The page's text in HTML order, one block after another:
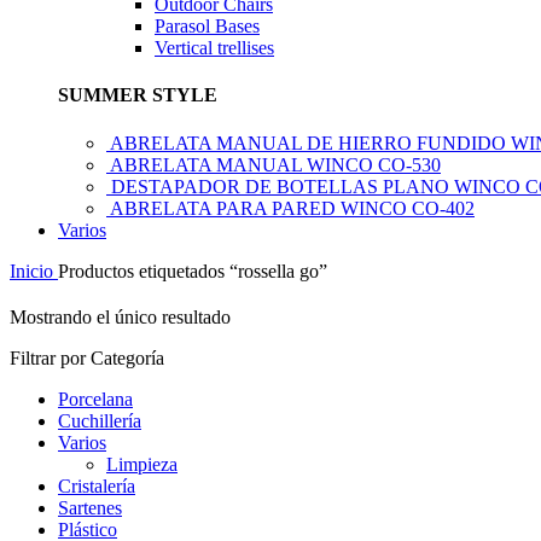
Outdoor Chairs
Parasol Bases
Vertical trellises
SUMMER STYLE
ABRELATA MANUAL DE HIERRO FUNDIDO
ABRELATA MANUAL WINCO CO-530
DESTAPADOR DE BOTELLAS PLANO WINCO
ABRELATA PARA PARED WINCO CO-402
Varios
Inicio Productos etiquetados “rossella go”
Mostrando el único resultado
Filtrar por Categoría
Porcelana
Cuchillería
Varios
Limpieza
Cristalería
Sartenes
Plástico